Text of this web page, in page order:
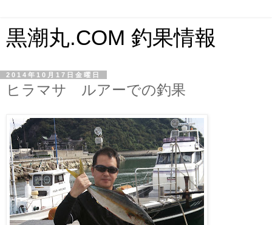
黒潮丸.COM 釣果情報
2014年10月17日金曜日
ヒラマサ ルアーでの釣果